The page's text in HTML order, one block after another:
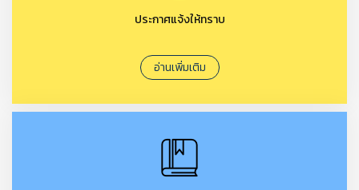
ประกาศแจ้งให้ทราบ
อ่านเพิ่มเติม